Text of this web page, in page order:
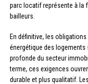
parc locatif représente à la
bailleurs.
En définitive, les
énergétique des logements
profonde du secteur
terme, ces exigences
durable et plus qualitatif.